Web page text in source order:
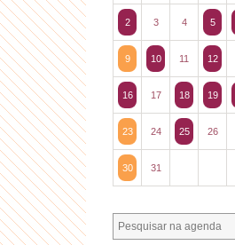
2 3 4 5
9 10 11 12
16 17 18 19
23 24 25 26
30 31